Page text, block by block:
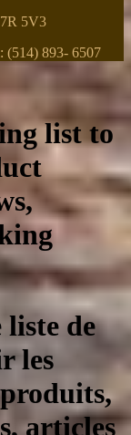
5V3
(514) 893- 6507
list to
liste de
les
articles